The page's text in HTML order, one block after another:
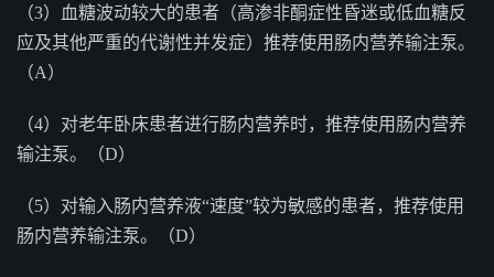
（3）血糖波动较大的患者（高渗非酮症性昏迷或低血糖反
应及其他严重的代谢性并发症）推荐使用肠内营养输注泵。
（A）
（4）对老年卧床患者进行肠内营养时，推荐使用肠内营养
输注泵。（D）
（5）对输入肠内营养液“速度”较为敏感的患者，推荐使用
肠内营养输注泵。（D）